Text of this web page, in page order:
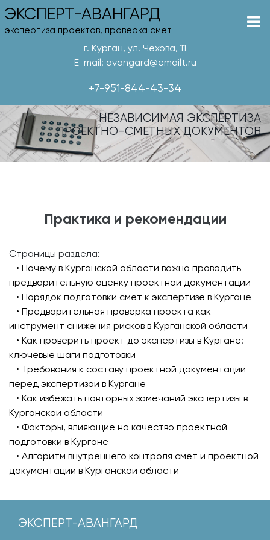
ЭКСПЕРТ-АВАНГАРД
экспертиза проектов, проверка смет
г. Курган, ул. Чехова, 11
E-mail: avangard@emailt.ru
+7-951-844-43-34
НЕЗАВИСИМАЯ ЭКСПЕРТИЗА
ПРОЕКТНО-СМЕТНЫХ ДОКУМЕНТОВ
Практика и рекомендации
Страницы раздела:
• Почему в Курганской области важно проводить
предварительную оценку проектной документации
• Порядок подготовки смет к экспертизе в Кургане
• Предварительная проверка проекта как
инструмент снижения рисков в Курганской области
• Как проверить проект до экспертизы в Кургане:
ключевые шаги подготовки
• Требования к составу проектной документации
перед экспертизой в Кургане
• Как избежать повторных замечаний экспертизы в
Курганской области
• Факторы, влияющие на качество проектной
подготовки в Кургане
• Алгоритм внутреннего контроля смет и проектной
документации в Курганской области
ЭКСПЕРТ-АВАНГАРД